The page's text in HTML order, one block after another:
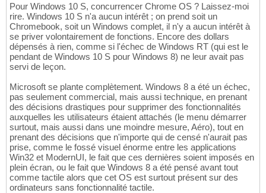
Pour Windows 10 S, concurrencer Chrome OS ? Laissez-moi
rire. Windows 10 S n'a aucun intérêt ; on prend soit un
Chromebook, soit un Windows complet, il n'y a aucun intérêt à
se priver volontairement de fonctions. Encore des dollars
dépensés à rien, comme si l'échec de Windows RT (qui est le
pendant de Windows 10 S pour Windows 8) ne leur avait pas
servi de leçon.
Microsoft se plante complètement. Windows 8 a été un échec,
pas seulement commercial, mais aussi technique, en prenant
des décisions drastiques pour supprimer des fonctionnalités
auxquelles les utilisateurs étaient attachés (le menu démarrer
surtout, mais aussi dans une moindre mesure, Aéro), tout en
prenant des décisions que n'importe qui de censé n'aurait pas
prise, comme le fossé visuel énorme entre les applications
Win32 et ModernUI, le fait que ces dernières soient imposés en
plein écran, ou le fait que Windows 8 a été pensé avant tout
comme tactile alors que cet OS est surtout présent sur des
ordinateurs sans fonctionnalité tactile.